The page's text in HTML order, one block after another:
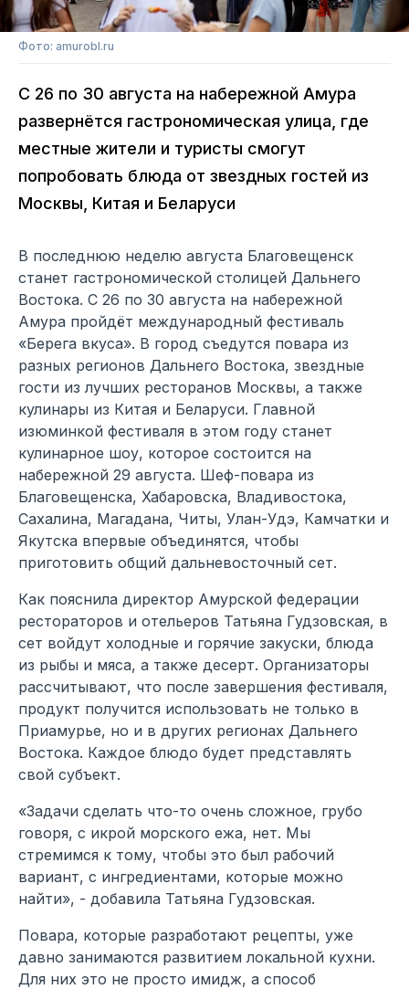
Фото: amurobl.ru
С 26 по 30 августа на набережной Амура
развернётся гастрономическая улица, где
местные жители и туристы смогут
попробовать блюда от звездных гостей из
Москвы, Китая и Беларуси
В последнюю неделю августа Благовещенск
станет гастрономической столицей Дальнего
Востока. С 26 по 30 августа на набережной
Амура пройдёт международный фестиваль
«Берега вкуса». В город съедутся повара из
разных регионов Дальнего Востока, звездные
гости из лучших ресторанов Москвы, а также
кулинары из Китая и Беларуси. Главной
изюминкой фестиваля в этом году станет
кулинарное шоу, которое состоится на
набережной 29 августа. Шеф-повара из
Благовещенска, Хабаровска, Владивостока,
Сахалина, Магадана, Читы, Улан-Удэ, Камчатки и
Якутска впервые объединятся, чтобы
приготовить общий дальневосточный сет.
Как пояснила директор Амурской федерации
рестораторов и отельеров Татьяна Гудзовская, в
сет войдут холодные и горячие закуски, блюда
из рыбы и мяса, а также десерт. Организаторы
рассчитывают, что после завершения фестиваля,
продукт получится использовать не только в
Приамурье, но и в других регионах Дальнего
Востока. Каждое блюдо будет представлять
свой субъект.
«Задачи сделать что-то очень сложное, грубо
говоря, с икрой морского ежа, нет. Мы
стремимся к тому, чтобы это был рабочий
вариант, с ингредиентами, которые можно
найти», - добавила Татьяна Гудзовская.
Повара, которые разработают рецепты, уже
давно занимаются развитием локальной кухни.
Для них это не просто имидж, а способ